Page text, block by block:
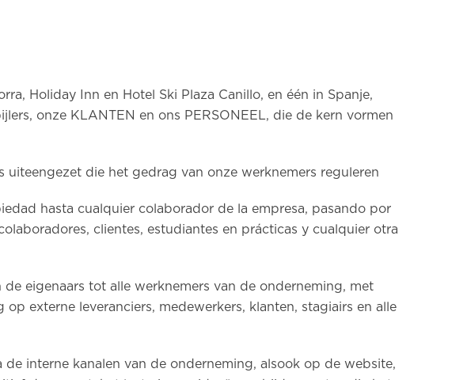
Holiday Inn en Hotel Ski Plaza Canillo, en één in Spanje,
onze KLANTEN en ons PERSONEEL, die de kern vormen
die het gedrag van onze werknemers reguleren
hasta cualquier colaborador de la empresa, pasando por
clientes, estudiantes en prácticas y cualquier otra
eigenaars tot alle werknemers van de onderneming, met
externe leveranciers, medewerkers, klanten, stagiairs en alle
interne kanalen van de onderneming, alsook op de website,